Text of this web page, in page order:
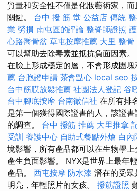
質量和安全性不僅是化妝藝術家，
關鍵。 台中 撥 筋 堂 公益店 傳統
業 勞損 南屯區的評論 整脊師證照
心路喬骨盆 草屯按摩推薦 大里 整骨
可以幫助去除毒素並抵抗負面因素。
在臉上形成穩定的層，不會形成團塊
薦 台胞證申請 茶會點心 local seo
台中筋膜放鬆推薦 社團法人登記 谷
台中腳底按摩 台南徵信社 在所有排
是第一個獲得國際證書的人，該證
的調查。 台中 撥筋 推薦 大里推拿
受訓 養護中心 自助式餐點外燴 白內
境影響，所有產品都可以在生物學
產生負面影響。 NYX是世界上最年
產品。 西屯按摩 防水漆 潛在的受眾
明亮，年輕照片的女孩。 撥筋證照